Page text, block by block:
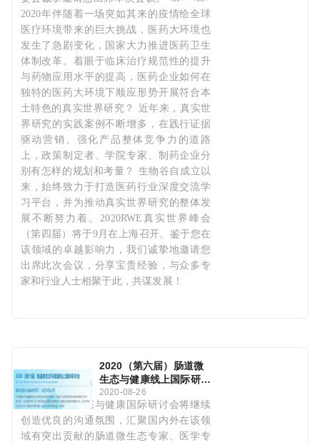
2020年伴随着一场突如其来的疫情给全球
医疗环境带来的巨大挑战，医药大环境也
发生了急剧变化，国家大力推进医药卫生
体制改革。着眼于临床治疗规范性的提升
与药物应用水平的提高，医药企业如何在
独特的医药大环境下顺应形势开展符合本
土特色的真实世界研究？ 近年来，真实世
界研究的实践案例不断增多，在践行证据
驱动营销、强化产品整体竞争力的道路
上，政策制定者、学院专家、制药企业分
别有怎样的规划和考量？ 生物谷自成立以
来，始终致力于打造医药行业深度交流学
习平台，并为推动真实世界研究的整体发
展不断努力着。2020RWE真实世界峰会
（第四届）将于9月在上海召开。鉴于您在
该领域的卓越影响力，我们诚挚地邀请您
出席此次会议，分享宝贵经验，与众多专
家和行业人士相聚于此，共谋发展！
2020（第六届）肠道微
生态与健康线上国际研讨
会
2020-08-26
本次肠道微生态与健康国际研讨会将继续
创造优良的沟通氛围，汇聚国内外在该领
域有突出贡献的肠道微生态专家、医学专